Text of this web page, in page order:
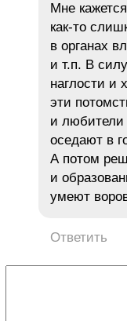
Мне
как-то
в органах
и т.п. В
наглости и
эти
и любители
оседают в
А потом
и
умеют
Ответить